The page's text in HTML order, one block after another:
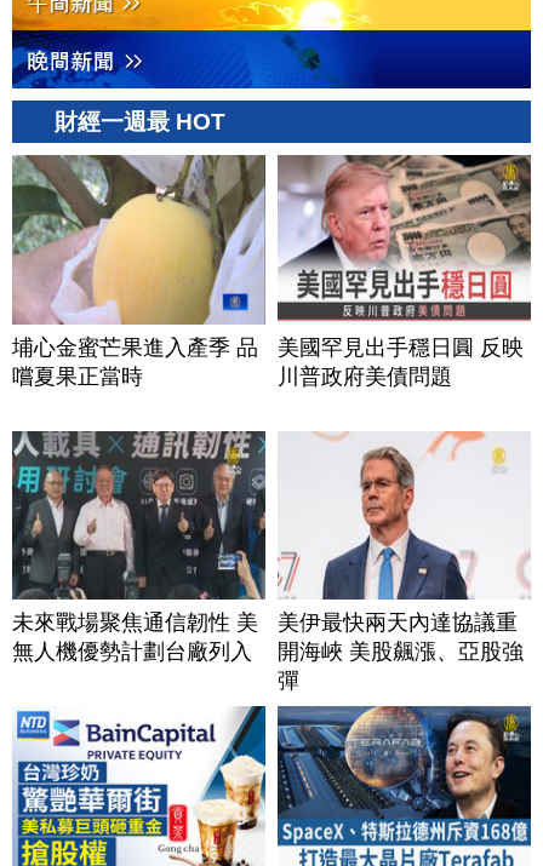
財經一週最 HOT
埔心金蜜芒果進入產季 品
嚐夏果正當時
美國罕見出手穩日圓 反映
川普政府美債問題
未來戰場聚焦通信韌性 美
無人機優勢計劃台廠列入
美伊最快兩天內達協議重
開海峽 美股飆漲、亞股強
彈